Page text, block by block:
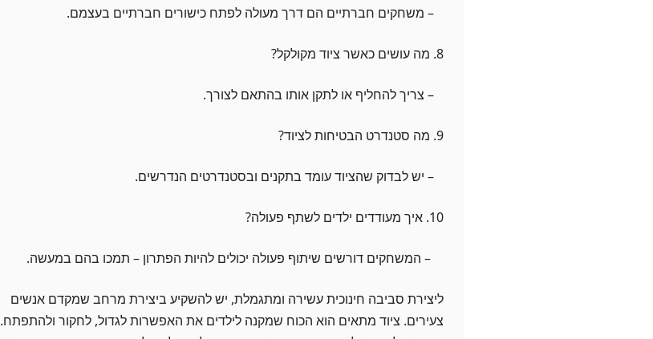
– משחקים חברתיים הם דרך מעולה לפתח כישורים חברתיים בעצמם.
8. מה עושים כאשר ציוד מקולקל?
– צריך להחליף או לתקן אותו בהתאם לצורך.
9. מה סטנדרט הבטיחות לציוד?
– יש לבדוק שהציוד עומד בתקנים ובסטנדרטים הנדרשים.
10. איך מעודדים ילדים לשתף פעולה?
– המשחקים דורשים שיתוף פעולה יכולים להיות הפתרון – תמכו בהם במעשה.
ליצירת סביבה חינוכית עשירה ומתגמלת, יש להשקיע ביצירת מרחב שמקדם אנשים
צעירים. ציוד מתאים הוא הכוח שמקנה לילדים את האפשרות לגדול, לחקור ולהתפתח.